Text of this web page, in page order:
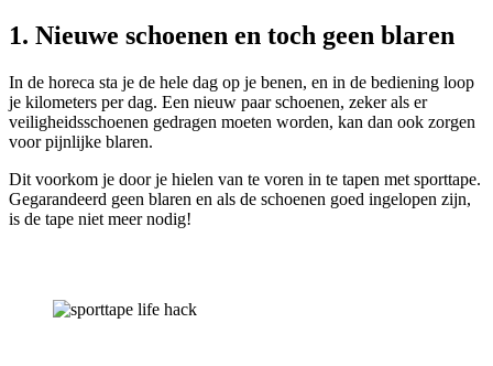
1. Nieuwe schoenen en toch geen blaren
In de horeca sta je de hele dag op je benen, en in de bediening loop
je kilometers per dag. Een nieuw paar schoenen, zeker als er
veiligheidsschoenen gedragen moeten worden, kan dan ook zorgen
voor pijnlijke blaren.
Dit voorkom je door je hielen van te voren in te tapen met sporttape.
Gegarandeerd geen blaren en als de schoenen goed ingelopen zijn,
is de tape niet meer nodig!